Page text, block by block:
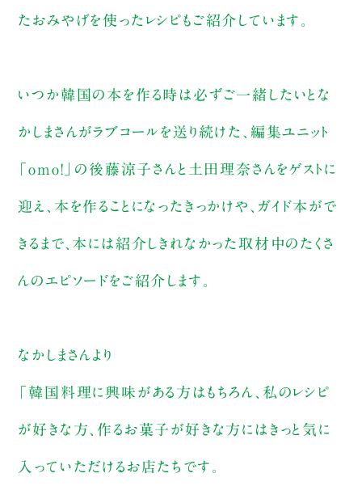
たおみやげを使ったレシピもご紹介しています。
いつか韓国の本を作る時は必ずご一緒したいとな
かしまさんがラブコールを送り続けた、編集ユニット
「omo!」の後藤涼子さんと土田理奈さんをゲストに
迎え、本を作ることになったきっかけや、ガイド本がで
きるまで、本には紹介しきれなかった取材中のたくさ
んのエピソードをご紹介します。
なかしまさんより
「韓国料理に興味がある方はもちろん、私のレシピ
が好きな方、作るお菓子が好きな方にはきっと気に
入っていただけるお店たちです。